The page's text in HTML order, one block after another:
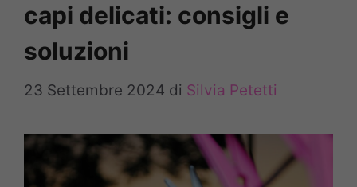
capi delicati: consigli e
soluzioni
23 Settembre 2024 di Silvia Petetti